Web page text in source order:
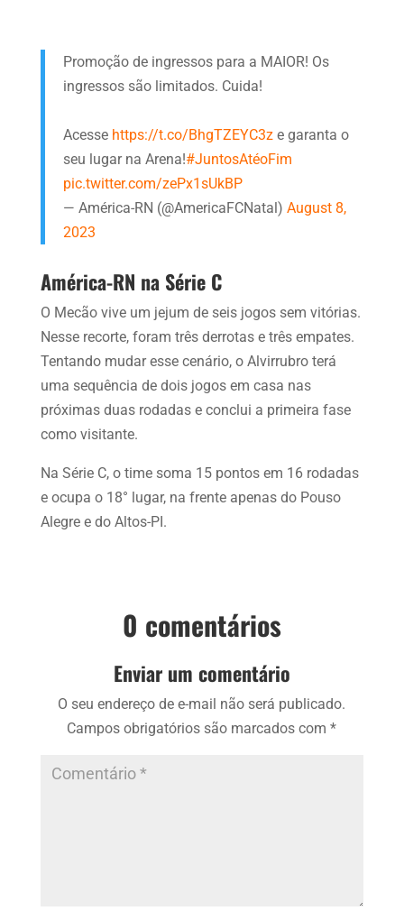
Promoção de ingressos para a MAIOR! Os
ingressos são limitados. Cuida!
Acesse https://t.co/BhgTZEYC3ze garanta o
seu lugar na Arena!#JuntosAtéoFim
pic.twitter.com/zePx1sUkBP
— América-RN (@AmericaFCNatal) August 8,
2023
América-RN na Série C
O Mecão vive um jejum de seis jogos sem vitórias.
Nesse recorte, foram três derrotas e três empates.
Tentando mudar esse cenário, o Alvirrubro terá
uma sequência de dois jogos em casa nas
próximas duas rodadas e conclui a primeira fase
como visitante.
Na Série C, o time soma 15 pontos em 16 rodadas
e ocupa o 18° lugar, na frente apenas do Pouso
Alegre e do Altos-PI.
0 comentários
Enviar um comentário
O seu endereço de e-mail não será publicado.
Campos obrigatórios são marcados com*